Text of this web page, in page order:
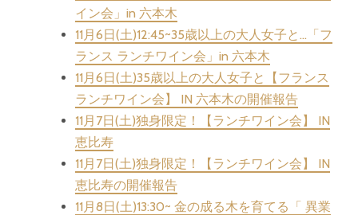
イン会」in 六本木
11月6日(土)12:45~35歳以上の大人女子と…「フ
ランス ランチワイン会」in 六本木
11月6日(土)35歳以上の大人女子と【フランス
ランチワイン会】 IN 六本木の開催報告
11月7日(土)独身限定！【ランチワイン会】 IN
恵比寿
11月7日(土)独身限定！【ランチワイン会】 IN
恵比寿の開催報告
11月8日(土)13:30~ 金の成る木を育てる「 異業